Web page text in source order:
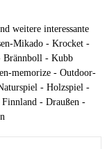
weitere interessante
Mikado - Krocket -
Brännboll - Kubb
memorize - Outdoor-
- Holzspiel -
- Draußen -